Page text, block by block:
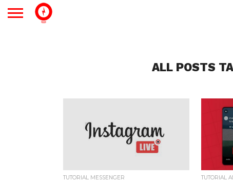
ALL POSTS
TUTORIAL MESSENGER TUTORIAL